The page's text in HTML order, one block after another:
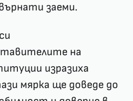
заеми.
на
изразиха
мярка ще доведе до